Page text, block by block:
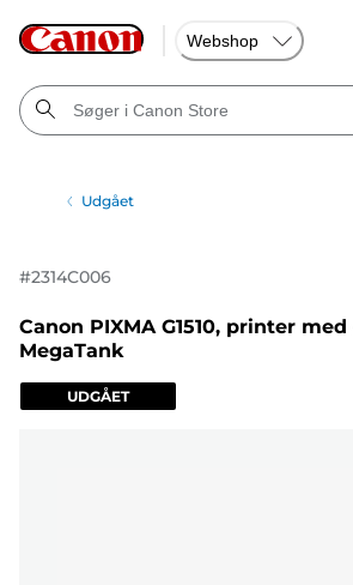
Webshop
Udgået
#2314C006
Canon PIXMA G1510, printer
MegaTank
UDGÅET